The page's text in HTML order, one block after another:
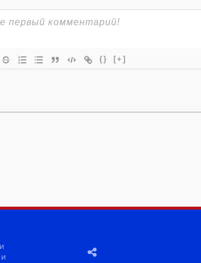
{} [+]